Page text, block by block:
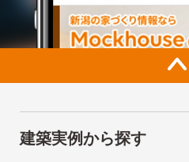
建築実例から探す